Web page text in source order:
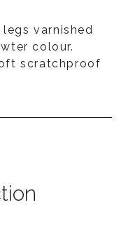
varnished
colour.
scratchproof